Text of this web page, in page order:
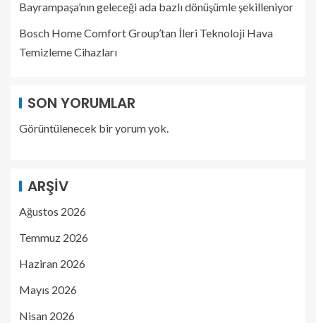
Bayrampaşa’nın geleceği ada bazlı dönüşümle şekilleniyor
Bosch Home Comfort Group’tan İleri Teknoloji Hava
Temizleme Cihazları
SON YORUMLAR
Görüntülenecek bir yorum yok.
ARŞIV
Ağustos 2026
Temmuz 2026
Haziran 2026
Mayıs 2026
Nisan 2026